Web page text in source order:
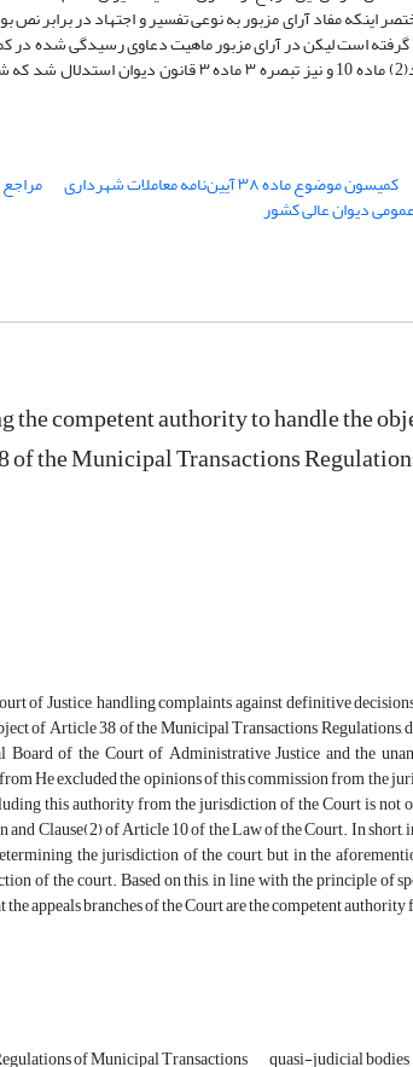
است لیکن در آرای مزبور ماهیت دعاوی رسیدگی شده در
تخصص‌گرایی و نیز مستند به بند‌(2) ماده 10 و
کمیسون موضوع ماده ۳۸ آیین‌نامه معاملات شهرداری
competent authority to handle the
the Municipal Transactions
of Justice, handling complaints against definitive
of Article 38 of the Municipal Transactions Regulations,
of the Court of Administrative Justice and the
He excluded the opinions of this commission from the
this authority from the jurisdiction of the Court is not
Clause(2) of Article 10 of the Law of the Court. In
the jurisdiction of the court, but in the
of the court. Based on this, in line with the principle of
appeals branches of the Court are the competent
of Municipal Transactions quasi-judicial bodies